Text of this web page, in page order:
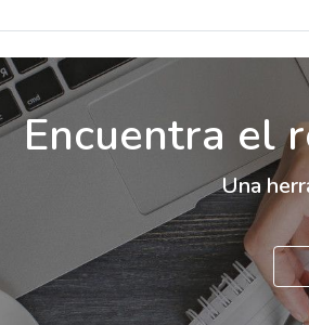
Encuentra el
Una